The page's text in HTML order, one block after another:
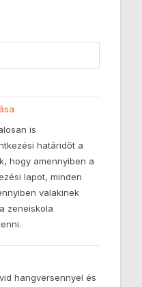
is
határidőt a
hogy amennyiben a
lapot, minden
valakinek
zeneiskola
hangversennyel és